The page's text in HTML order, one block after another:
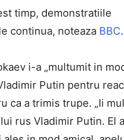
timp, demonstratiile
continua, noteaza BBC.
i-a „multumit in
Putin pentru
ca a trimis trupe. „Ii
rus Vladimir Putin. El